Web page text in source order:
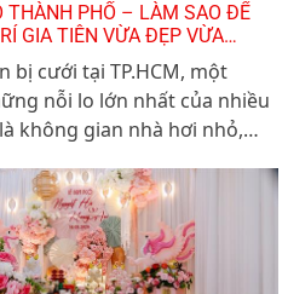
THÀNH PHỐ – LÀM SAO ĐỂ
GIA TIÊN VỪA ĐẸP VỪA
🏠🌸
bị cưới tại TP.HCM, một
nỗi lo lớn nhất của nhiều
không gian nhà hơi nhỏ,
ghế hai họ mà nhà vẫn
hình vẫn lung linh?